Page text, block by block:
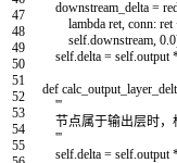
47
48
49
50
51
52
53
54
55
downstream_delta =
lambda ret, conn: ret
self.downstream, 0.0
self.delta = self.output
def
'''
节点属于输出层时，
'''
self.delta = self.output